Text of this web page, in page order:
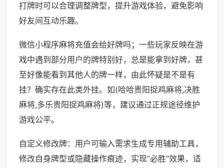
打牌时可以合理调整牌型，提升游戏体验，避免影响
好友间互动乐趣。
微信小程序麻将充值会给好牌吗；一些玩家反映在游
戏中遇到部分用户的牌特别好，总是能拿到好牌，甚
至好像能看到其他人的牌一样，由此怀疑是不是有
挂？确实存在此类外挂。如(哈哈贵阳捉鸡麻将,决胜
麻将,多乐贵阳捉鸡麻将)等，建议通过正规途径维护
游戏公平。
自定义修改牌：用户可输入需求生成专用辅助工具，
修改自身牌型或隐藏操作痕迹，实现“必胜”效果，适